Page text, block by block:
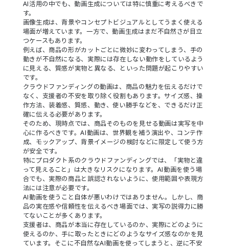
AI活用の中でも、動画生成については特に慎重に考えるべきで
す。
画像生成は、背景やコンセプトビジュアルとしてうまく使える
場面が増えています。一方で、動画生成はまだ不自然さが目立
つケースもあります。
例えば、商品の形がカットごとに微妙に変わってしまう、手の
動きが不自然になる、実際には存在しない動作をしているよう
に見える、質感が実物と異なる、といった問題が起こりやすい
です。
クラウドファンディングの動画は、商品の魅力を伝えるだけで
なく、支援者の不安を取り除く役割もあります。サイズ感、操
作方法、装着感、質感、動き、使い勝手などを、できるだけ正
確に伝える必要があります。
そのため、現時点では、商品そのものを見せる動画は実写を中
心に作るべきです。AI動画は、世界観を補う演出や、コンテ作
成、モックアップ、背景イメージの検討などに限定して使う方
が安全です。
特にプロダクト系のクラウドファンディングでは、「実物と違
って見えること」は大きなリスクになります。AI動画を使う場
合でも、実際の商品と誤認されないように、使用範囲や表現方
法には注意が必要です。
AI動画を使うこと自体が悪いわけではありません。しかし、商
品の実在感や信頼性を伝えるべき場面では、実写の説得力に勝
てないことが多くあります。
支援者は、商品が本当に存在しているのか、実際にどのように
使えるのか、手に取ったときにどのようなサイズ感なのかを見
ています。そこに不自然なAI動画を使ってしまうと、逆に不安